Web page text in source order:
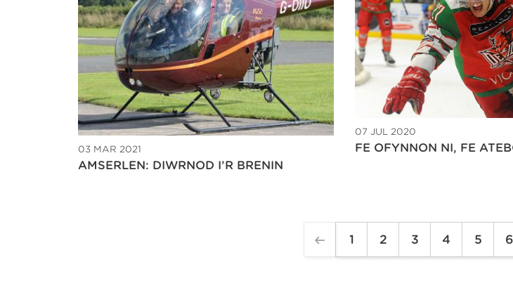
03 MAR 2021
AMSERLEN: DIWRNOD I’R BRENIN
07 JUL 2020
FE OFYNNON NI, FE
1 2 3 4 5 6